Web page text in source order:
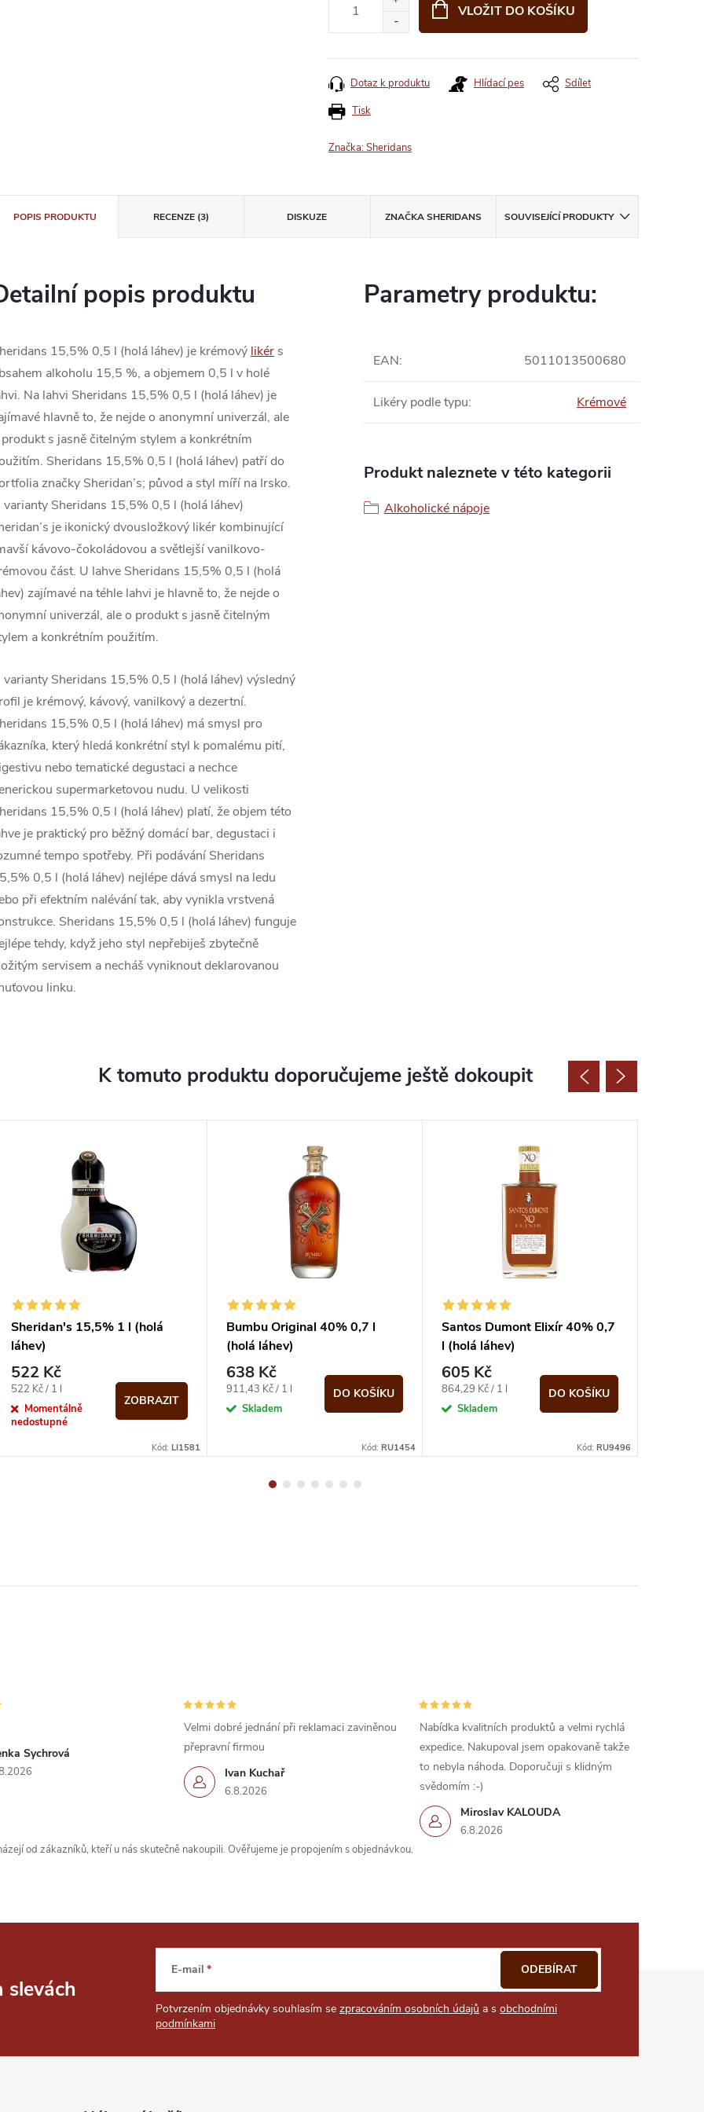
VLOŽIT DO KOŠÍKU
Tisk
Dotaz k produktu Hlídací pes Sdílet
Značka:Sheridans
POPIS PRODUKTU RECENZE (3) DISKUZE ZNAČKASHERIDANS SOUVISEJÍCÍ PRODUKTY
popis produktu
15,5% 0,5 l (holá láhev) je krémový likér s
alkoholu 15,5 %, a objemem 0,5 l v holé
Na lahvi Sheridans 15,5% 0,5 l (holá láhev) je
hlavně to, že nejde o anonymní univerzál, ale
s jasně čitelným stylem a konkrétním
Sheridans 15,5% 0,5 l (holá láhev) patří do
značky Sheridan’s; původ a styl míří na Irsko.
varianty Sheridans 15,5% 0,5 l (holá láhev)
je ikonický dvousložkový likér kombinující
kávovo-čokoládovou a světlejší vanilkovo-
část. U lahve Sheridans 15,5% 0,5 l (holá
zajímavé na téhle lahvi je hlavně to, že nejde o
univerzál, ale o produkt s jasně čitelným
a konkrétním použitím.
varianty Sheridans 15,5% 0,5 l (holá láhev) výsledný
je krémový, kávový, vanilkový a dezertní.
15,5% 0,5 l (holá láhev) má smysl pro
který hledá konkrétní styl k pomalému pití,
nebo tematické degustaci a nechce
supermarketovou nudu. U velikosti
15,5% 0,5 l (holá láhev) platí, že objem této
je praktický pro běžný domácí bar, degustaci i
tempo spotřeby. Při podávání Sheridans
0,5 l (holá láhev) nejlépe dává smysl na ledu
při efektním nalévání tak, aby vynikla vrstvená
Sheridans 15,5% 0,5 l (holá láhev) funguje
tehdy, když jeho styl nepřebiješ zbytečně
servisem a necháš vyniknout deklarovanou
linku.
Parametry produktu:
EAN: 5011013500680
Likéry podle typu: Krémové
Produkt naleznete v této kategorii
Alkoholické nápoje
K tomuto produktu doporučujeme ještě dokoupit
Sheridan's 15,5% 1 l (holá
láhev)
522 Kč
Měrná
cena:
522 Kč / 1 l
Momentálně
nedostupné
ZOBRAZIT
Kód: LI1581
Bumbu Original 40% 0,7 l
(holá láhev)
638 Kč
Měrná
cena:
911,43 Kč / 1 l
Skladem
DO KOŠÍKU
Kód: RU1454
Santos Dumont Elixír 40% 0,7
l (holá láhev)
605 Kč
Měrná
cena:
864,29 Kč / 1 l
Skladem
DO KOŠÍKU
Kód: RU9496
Sychrová
Ivan Kuchař
6.8.2026
Velmi dobré jednání při reklamaci zaviněnou
přepravní firmou
Miroslav KALOUDA
6.8.2026
Nabídka kvalitních produktů a velmi rychlá
expedice. Nakupoval jsem opakovaně takže
to nebyla náhoda. Doporučuji s klidným
svědomím :-)
od zákazníků, kteří u nás skutečně nakoupili. Ověřujeme je propojením s objednávkou.
slevách
E-mail
Potvrzením objednávky souhlasím se zpracováním osobních údajů a s obchodními
podmínkami
ODEBÍRAT